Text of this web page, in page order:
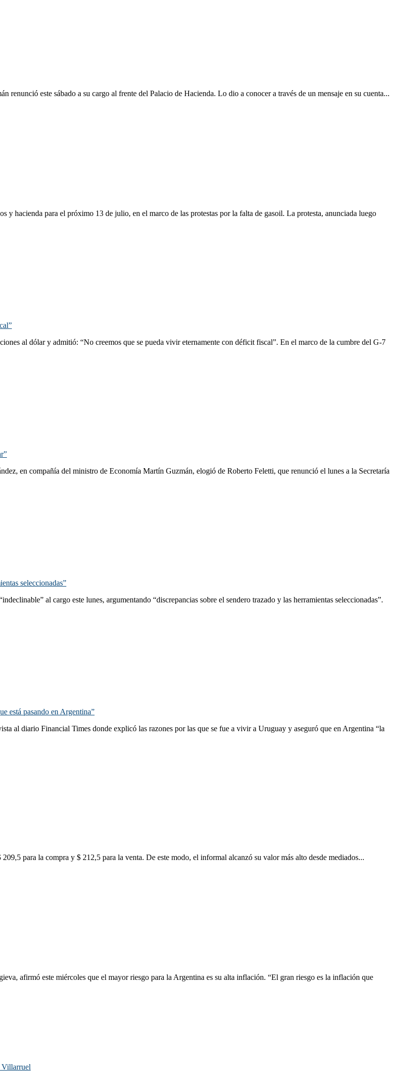
este sábado a su cargo al frente del Palacio de Hacienda. Lo dio a conocer a través de un mensaje en su cuenta...
y hacienda para el próximo 13 de julio, en el marco de las protestas por la falta de gasoil. La protesta, anunciada luego
al dólar y admitió: “No creemos que se pueda vivir eternamente con déficit fiscal”. En el marco de la cumbre del G-7
en compañía del ministro de Economía Martín Guzmán, elogió de Roberto Feletti, que renunció el lunes a la Secretaría
seleccionadas”
al cargo este lunes, argumentando “discrepancias sobre el sendero trazado y las herramientas seleccionadas”.
está pasando en Argentina”
al diario Financial Times donde explicó las razones por las que se fue a vivir a Uruguay y aseguró que en Argentina “la
para la compra y $ 212,5 para la venta. De este modo, el informal alcanzó su valor más alto desde mediados...
afirmó este miércoles que el mayor riesgo para la Argentina es su alta inflación. “El gran riesgo es la inflación que
Villarruel